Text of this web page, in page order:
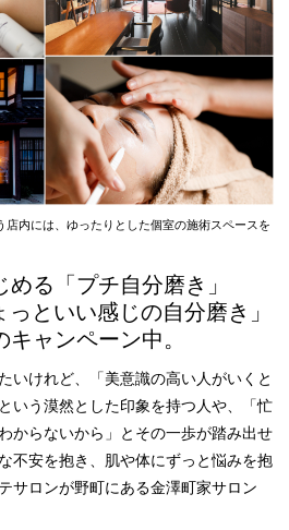
内には、ゆったりとした個室の施術スペースを
る「プチ自分磨き」
といい感じの自分磨き」
ャンペーン中。
いけれど、「美意識の高い人がいくと
いう漠然とした印象を持つ人や、「忙
からないから」とその一歩が踏み出せ
不安を抱き、肌や体にずっと悩みを抱
サロンが野町にある金澤町家サロン